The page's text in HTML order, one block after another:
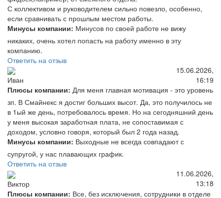
С коллективом и руководителем сильно повезло, особенно,
если сравнивать с прошлым местом работы.
Минусы компании: Минусов по своей работе не вижу
никаких, очень хотел попасть на работу именно в эту
компанию.
Ответить на отзыв
Иван
15.06.2026,
16:19
Плюсы компании: Для меня главная мотивация - это уровень
зп. В Смайнекс я достиг больших высот. Да, это получилось не
в 1ый же день, потребовалось время. Но на сегодняшний день
у меня высокая заработная плата, не сопоставимая с
доходом, условно говоря, который был 2 года назад.
Минусы компании: Выходные не всегда совпадают с
супругой, у нас плавающих график.
Ответить на отзыв
Виктор
11.06.2026,
13:18
Плюсы компании: Все, без исключения, сотрудники в отделе